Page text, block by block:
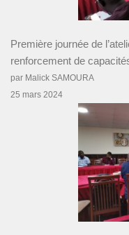
Première journée de
renforcement de
par Malick SAMOURA
25 mars 2024